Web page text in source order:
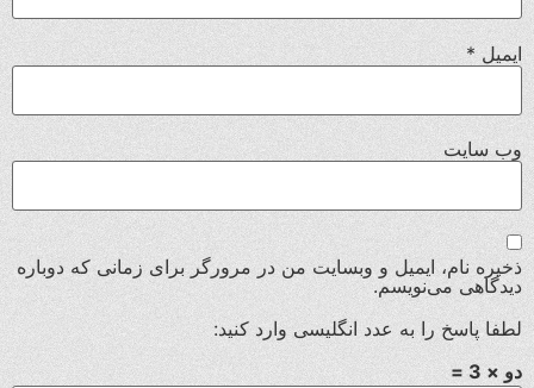
ایمیل*
وب‌ سایت
ذخیره نام، ایمیل و وبسایت من در مرورگر برای زمانی که دوباره
دیدگاهی می‌نویسم.
لطفا پاسخ را به عدد انگلیسی وارد کنید:
دو × 3 =